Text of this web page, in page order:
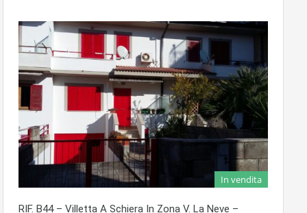
In vendita
RIF. B44 – Villetta A Schiera In Zona V. La Neve –